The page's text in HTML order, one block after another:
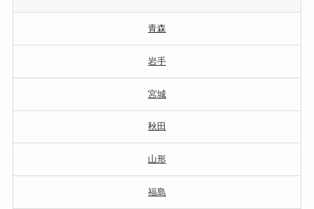
青森
岩手
宮城
秋田
山形
福島